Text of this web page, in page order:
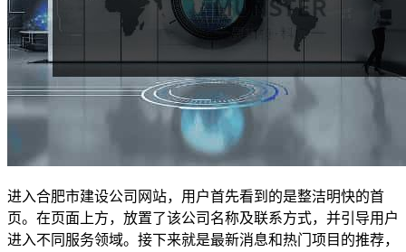
进入合肥市建设公司网站，用户首先看到的是整洁明快的首
页。在页面上方，放置了该公司名称及联系方式，并引导用户
进入不同服务领域。接下来就是最新消息和热门项目的推荐，